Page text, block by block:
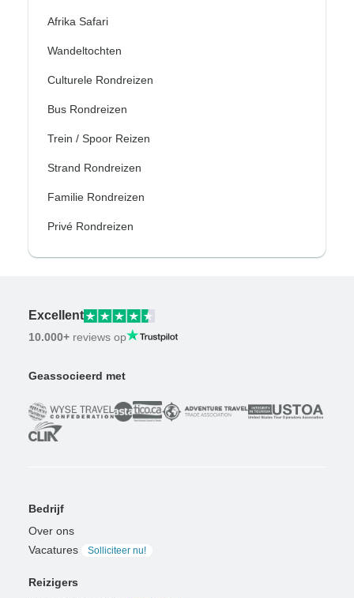
Afrika Safari
Wandeltochten
Culturele Rondreizen
Bus Rondreizen
Trein / Spoor Reizen
Strand Rondreizen
Familie Rondreizen
Privé Rondreizen
Excellent
10.000+ reviews op
Geassocieerd met
Bedrijf
Over ons
Vacatures
Solliciteer nu!
Reizigers